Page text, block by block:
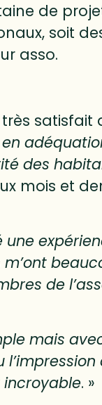
de
soit
asso.
très
des
mois et
de
mais
incroyable. »